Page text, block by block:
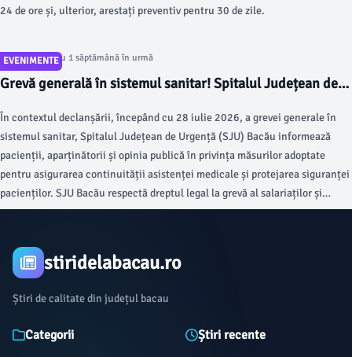
24 de ore și, ulterior, arestați preventiv pentru 30 de zile.
EVENIMENTE
Articol postat cu 1 săptămână în urmă
Grevă generală în sistemul sanitar! Spitalul Județean de
medicale esențiale
În contextul declanșării, începând cu 28 iulie 2026, a grevei generale în
sistemul sanitar, Spitalul Județean de Urgență (SJU) Bacău informează
pacienții, aparținătorii și opinia publică în privința măsurilor adoptate
pentru asigurarea continuității asistenței medicale și protejarea siguranței
pacienților. SJU Bacău respectă dreptul legal la grevă al salariaților și
dreptul acestora de a participa la acțiunile sindicale organizate în
stiridelabacau.ro
Știri de calitate din județul bacau
Categorii Știri recente